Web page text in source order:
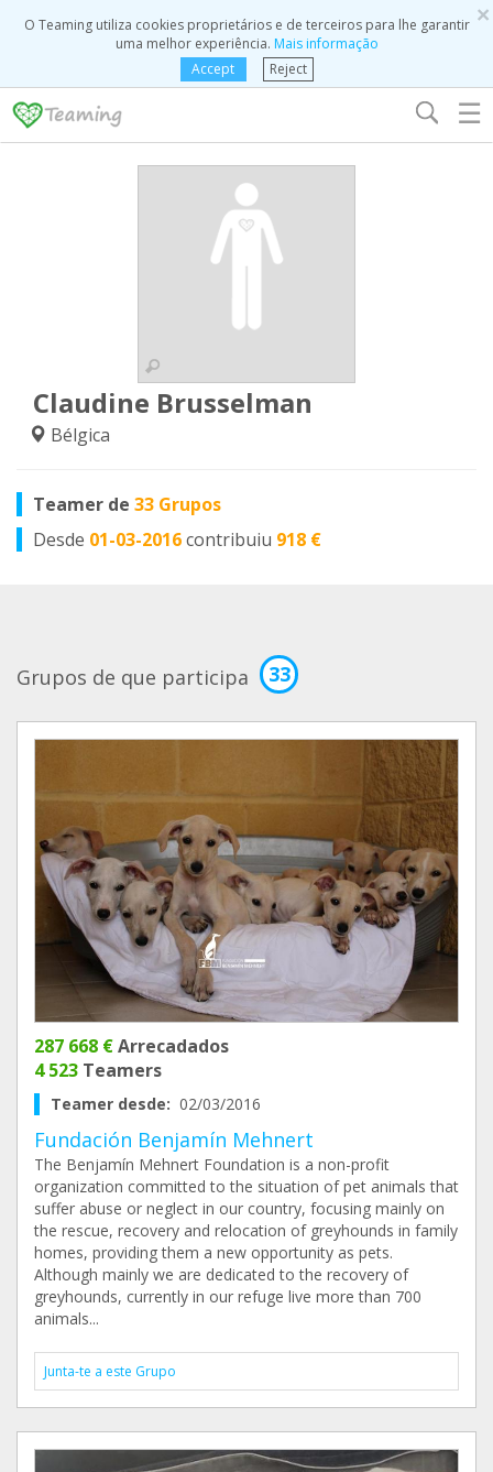
×
O Teaming utiliza cookies proprietários e de terceiros para lhe garantir
uma melhor experiência. Mais informação
Accept
Reject
☰
Claudine Brusselman
Bélgica
Teamer de 33 Grupos
Desde 01-03-2016contribuiu 918 €
Grupos de que participa 33
287 668 €Arrecadados
4 523 Teamers
Teamer desde: 02/03/2016
Fundación Benjamín Mehnert
The Benjamín Mehnert Foundation is a non-profit
organization committed to the situation of pet animals that
suffer abuse or neglect in our country, focusing mainly on
the rescue, recovery and relocation of greyhounds in family
homes, providing them a new opportunity as pets.
Although mainly we are dedicated to the recovery of
greyhounds, currently in our refuge live more than 700
animals...
Junta-te a este Grupo